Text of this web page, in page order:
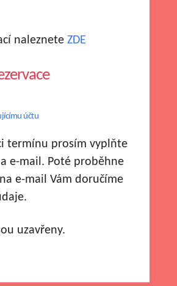
nalezneteZDE
účtu
termínu prosím vyplňte
e-mail. Poté proběhne
e-mail Vám doručíme
uzavřeny.